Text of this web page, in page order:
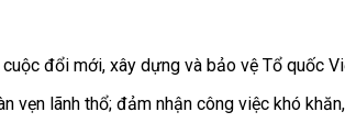
đổi mới, xây dựng và bảo vệ Tổ quốc
lãnh thổ; đảm nhận công việc khó